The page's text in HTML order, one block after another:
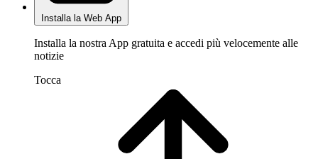
Installa la Web App
Installa la nostra App gratuita e accedi più velocemente alle
notizie
Tocca